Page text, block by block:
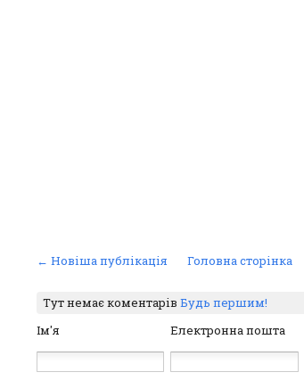
← Новіша публікація Головна сторінка
Тут немає коментарів Будь першим!
Ім'я
Електронна пошта